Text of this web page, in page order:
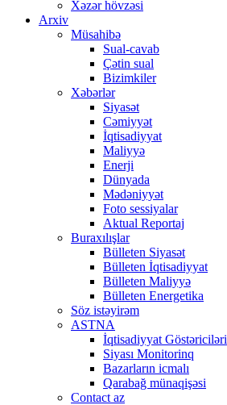
Xəzər hövzəsi
Arxiv
Müsahibə
Sual-cavab
Çətin sual
Bizimkiler
Xəbərlər
Siyasət
Cəmiyyət
İqtisadiyyat
Maliyyə
Enerji
Dünyada
Mədəniyyət
Foto sessiyalar
Aktual Reportaj
Buraxılışlar
Bülleten Siyasət
Bülleten İqtisadiyyat
Bülleten Maliyyə
Bülleten Energetika
Söz istəyirəm
ASTNA
İqtisadiyyat Göstəriciləri
Siyası Monitorinq
Bazarların icmalı
Qarabağ münaqişəsi
Contact az